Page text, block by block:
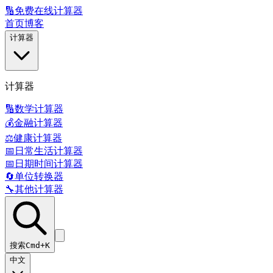
🔢免费在线计算器
首页博客
计算器
计算器
🔢数学计算器
💰金融计算器
⚖️健康计算器
📅 日常生活计算器
📅 日期时间计算器
🔄单位转换器
🔧其他计算器
搜索Cmd+K
中文